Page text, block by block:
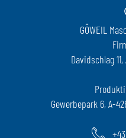
GÖWEIL
Davidschlag
Gewerbepark 6, A-